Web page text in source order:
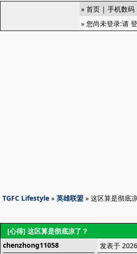
» 首页 | 手机数码
» 您尚未登录:请
TGFC Lifestyle » 英雄联盟 » 这区算是彻底
[心得] 这区算是彻底凉了？
chenzhong11058
发表于